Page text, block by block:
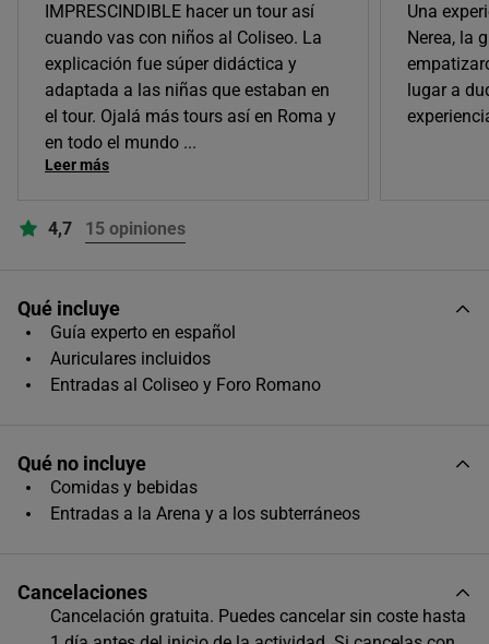
15:30
Único horario disponible
IMPRESCINDIBLE hacer un tour así
cuando vas con niños al Coliseo. La
explicación fue súper didáctica y
adaptada a las niñas que estaban en
el tour. Ojalá más tours así en Roma y
en todo el mundo ...
Leer más
Una
Nerea, la
lugar a
4,7 15 opiniones
Qué incluye
Guía experto en español
Auriculares incluidos
Entradas al Coliseo y Foro Romano
Qué no incluye
Comidas y bebidas
Entradas a la Arena y a los subterráneos
Cancelaciones
Cancelación gratuita. Puedes cancelar sin coste hasta